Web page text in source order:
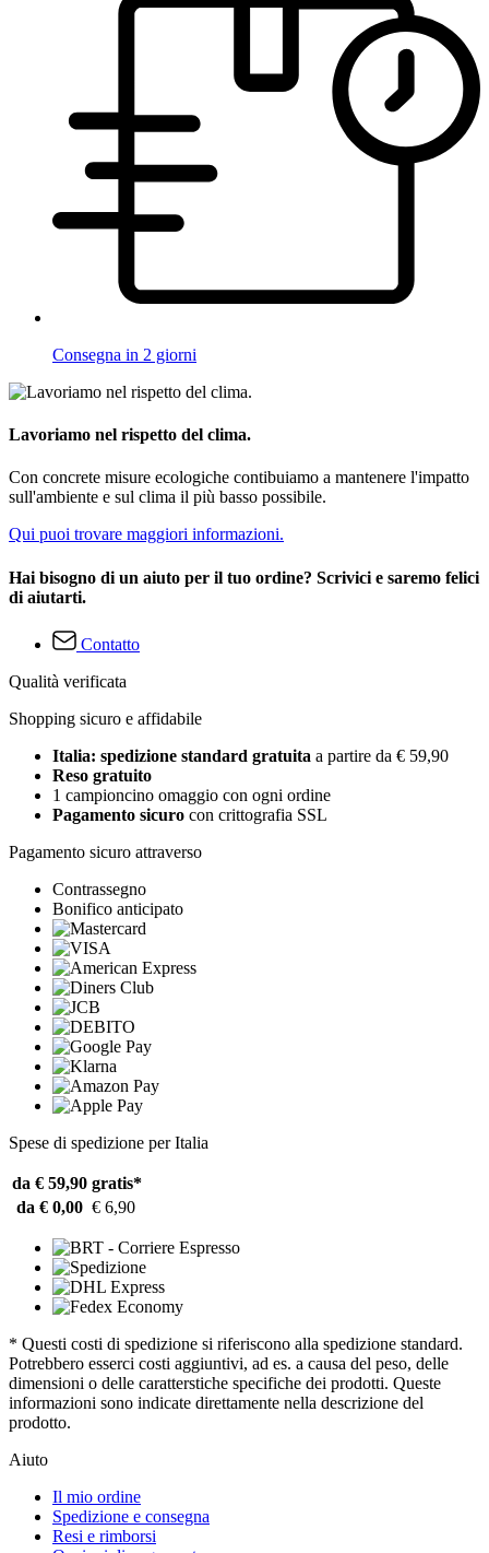
Consegna in 2 giorni
Lavoriamo nel rispetto del clima.
Con concrete misure ecologiche contibuiamo a mantenere l'impatto
sull'ambiente e sul clima il più basso possibile.
Qui puoi trovare maggiori informazioni.
Hai bisogno di un aiuto per il tuo ordine? Scrivici e saremo felici
di aiutarti.
Contatto
Qualità verificata
Shopping sicuro e affidabile
Italia: spedizione standard gratuita a partire da € 59,90
Reso gratuito
1 campioncino omaggio con ogni ordine
Pagamento sicuro con crittografia SSL
Pagamento sicuro attraverso
Contrassegno
Bonifico anticipato
Spese di spedizione per Italia
da € 59,90 gratis*
da € 0,00 € 6,90
* Questi costi di spedizione si riferiscono alla spedizione standard.
Potrebbero esserci costi aggiuntivi, ad es. a causa del peso, delle
dimensioni o delle caratterstiche specifiche dei prodotti. Queste
informazioni sono indicate direttamente nella descrizione del
prodotto.
Aiuto
Il mio ordine
Spedizione e consegna
Resi e rimborsi